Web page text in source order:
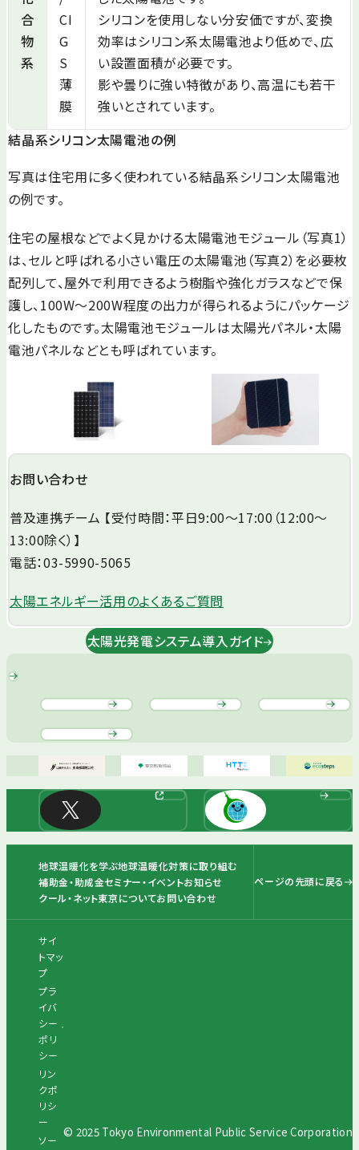
合
物
系
CI
G
S
薄
膜
シリコンを使用しない分安価ですが、変換
効率はシリコン系太陽電池より低めで、広
い設置面積が必要です。
影や曇りに強い特徴があり、高温にも若干
強いとされています。
結晶系シリコン太陽電池の例
写真は住宅用に多く使われている結晶系シリコン太陽電池
の例です。
住宅の屋根などでよく見かける太陽電池モジュール（写真1）
は、セルと呼ばれる小さい電圧の太陽電池（写真2）を必要枚
配列して、屋外で利用できるよう樹脂や強化ガラスなどで保
護し、100W～200W程度の出力が得られるようにパッケージ
化したものです。太陽電池モジュールは太陽光パネル・太陽
電池パネルなどとも呼ばれています。
お問い合わせ
普及連携チーム 【受付時間：平日9:00～17:00（12:00～
13:00除く）】
電話：03-5990-5065
太陽エネルギー活用のよくあるご質問
太陽光発電システム導入ガイド
地球温暖化を学ぶ地球温暖化対策に取り組む
補助金・助成金セミナー・イベントお知らせ
クール・ネット東京についてお問い合わせ
ページの先頭に戻る
サイ
トマッ
プ
プラ
イバ
シー
ポリ
シー
リン
クポ
リシ
ー
ソー
© 2025 Tokyo Environmental Public Service Corporation